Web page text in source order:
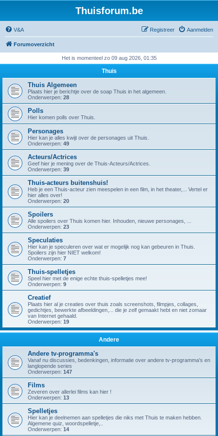
Thuisforum.be
V&A Aanmelden
Registreer
Forumoverzicht
Het is momenteel zo 09 aug 2026, 01:35
Thuis
Thuis Algemeen
Plaats hier je berichtje over de soap Thuis in het algemeen.
Onderwerpen: 28
Polls
Hier komen polls over Thuis.
Personages
Hier kan je alles kwijt over de personages uit Thuis.
Onderwerpen: 49
Acteurs/Actrices
Geef hier je mening over de Thuis-Acteurs/Actrices.
Onderwerpen: 39
Thuis-acteurs buitenshuis!
Heb je een Thuis-acteur zien meespelen in een film, in het theater,... Vertel er
hier alles over!
Onderwerpen: 20
Spoilers
Alle spoilers over Thuis komen hier. Inhouden, nieuwe personages, ...
Onderwerpen: 23
Speculaties
Hier kan je speculeren over wat er mogelijk nog kan gebeuren in Thuis.
Spoilers zijn hier NIET welkom!
Onderwerpen: 7
Thuis-spelletjes
Speel hier met de enige echte thuis-spelletjes mee!
Onderwerpen: 9
Creatief
Plaats hier al je creaties over thuis zoals screenshots, filmpjes, collages,
gedichtjes, bewerkte afbeeldingen,... die je zelf gemaakt hebt en niet zomaar
van Internet gehaald.
Onderwerpen: 19
Andere
Andere tv-programma's
Vanaf nu discussies, bedenkingen, informatie over andere tv-programma's en
langlopende series
Onderwerpen: 147
Films
Zeveren over allerlei films kan hier !
Onderwerpen: 13
Spelletjes
Hier kan je deelnemen aan spelletjes die niks met Thuis te maken hebben.
Algemene quiz, woordspelletje,..
Onderwerpen: 14